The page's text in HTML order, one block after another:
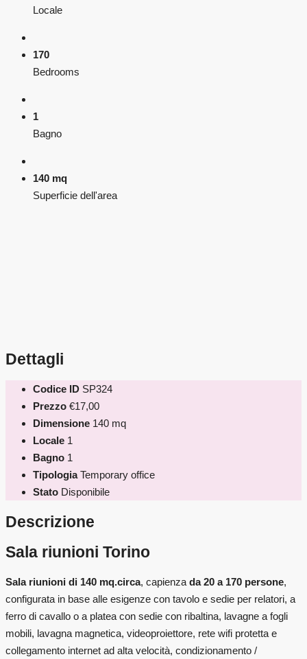
Locale
170
Bedrooms
1
Bagno
140 mq
Superficie dell'area
Dettagli
Codice ID SP324
Prezzo €17,00
Dimensione 140 mq
Locale 1
Bagno 1
Tipologia Temporary office
Stato Disponibile
Descrizione
Sala riunioni Torino
Sala riunioni di 140 mq.circa, capienza da 20 a 170 persone,
configurata in base alle esigenze con tavolo e sedie per relatori, a
ferro di cavallo o a platea con sedie con ribaltina, lavagne a fogli
mobili, lavagna magnetica, videoproiettore, rete wifi protetta e
collegamento internet ad alta velocità, condizionamento /